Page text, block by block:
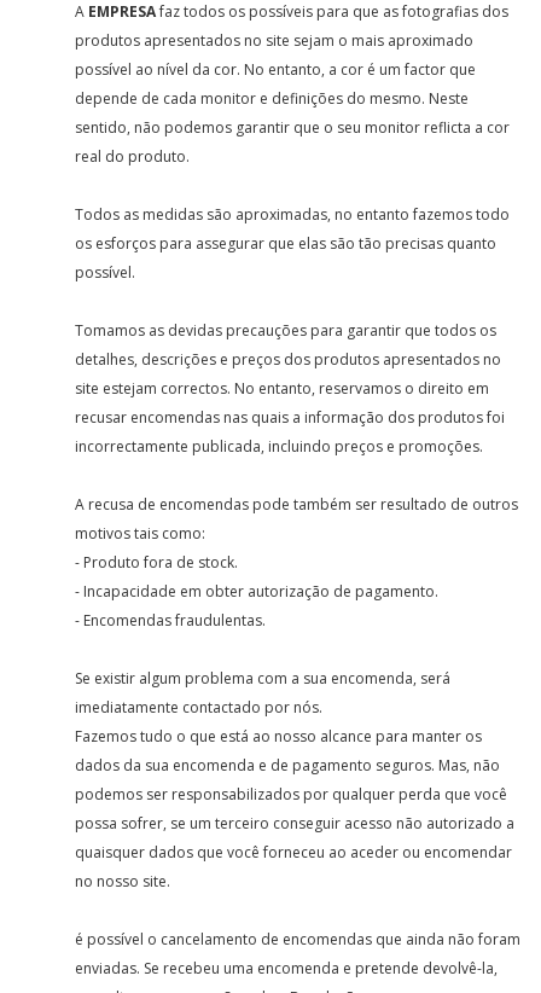
A EMPRESAfaz todos os possíveis para que as fotografias dos
produtos apresentados no site sejam o mais aproximado
possível ao nível da cor. No entanto, a cor é um factor que
depende de cada monitor e definições do mesmo. Neste
sentido, não podemos garantir que o seu monitor reflicta a cor
real do produto.
Todos as medidas são aproximadas, no entanto fazemos todo
os esforços para assegurar que elas são tão precisas quanto
possível.
Tomamos as devidas precauções para garantir que todos os
detalhes, descrições e preços dos produtos apresentados no
site estejam correctos. No entanto, reservamos o direito em
recusar encomendas nas quais a informação dos produtos foi
incorrectamente publicada, incluindo preços e promoções.
A recusa de encomendas pode também ser resultado de outros
motivos tais como:
- Produto fora de stock.
- Incapacidade em obter autorização de pagamento.
- Encomendas fraudulentas.
Se existir algum problema com a sua encomenda, será
imediatamente contactado por nós.
Fazemos tudo o que está ao nosso alcance para manter os
dados da sua encomenda e de pagamento seguros. Mas, não
podemos ser responsabilizados por qualquer perda que você
possa sofrer, se um terceiro conseguir acesso não autorizado a
quaisquer dados que você forneceu ao aceder ou encomendar
no nosso site.
é possível o cancelamento de encomendas que ainda não foram
enviadas. Se recebeu uma encomenda e pretende devolvê-la,